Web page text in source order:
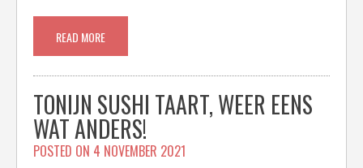
READ MORE
TONIJN SUSHI TAART, WEER EENS
WAT ANDERS!
POSTED ON 4 NOVEMBER 2021